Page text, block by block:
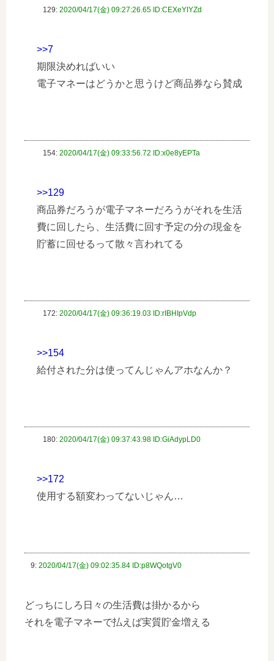
129: 2020/04/17(金) 09:27:26.65 ID:CEXeYIYZd
>>7
期限決めればいい
電子マネーはどうかと思うけど商品券なら賛成
154: 2020/04/17(金) 09:33:56.72 ID:x0e8yEPTa
>>129
商品券だろうが電子マネーだろうがそれを生活
費に回したら、生活費に回す予定の分の現金を
貯蓄に回せるって散々言われてる
172: 2020/04/17(金) 09:36:19.03 ID:rIBHIpVdp
>>154
給付された分は使ってんじゃんアホなんか？
180: 2020/04/17(金) 09:37:43.98 ID:GiAdypLD0
>>172
使用する額変わってないじゃん…
9: 2020/04/17(金) 09:02:35.84 ID:p8WQotgV0
どっちにしろ日々の生活費は掛かるから
それを電子マネーで払えば実質貯金増える